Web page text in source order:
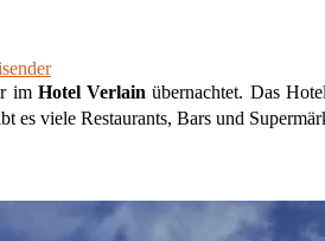
im Hotel Verlain übernachtet. Das
es viele Restaurants, Bars und